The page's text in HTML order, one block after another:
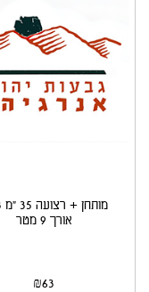
אורך 9 מטר
₪63